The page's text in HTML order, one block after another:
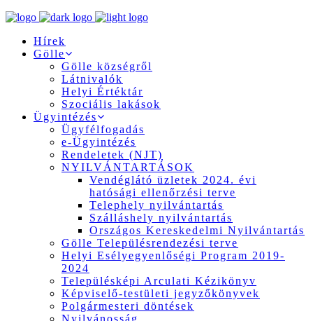
Hírek
Gölle
Gölle községről
Látnivalók
Helyi Értéktár
Szociális lakások
Ügyintézés
Ügyfélfogadás
e-Ügyintézés
Rendeletek (NJT)
NYILVÁNTARTÁSOK
Vendéglátó üzletek 2024. évi
hatósági ellenőrzési terve
Telephely nyilvántartás
Szálláshely nyilvántartás
Országos Kereskedelmi Nyilvántartás
Gölle Településrendezési terve
Helyi Esélyegyenlőségi Program 2019-
2024
Településképi Arculati Kézikönyv
Képviselő-testületi jegyzőkönyvek
Polgármesteri döntések
Nyilvánosság